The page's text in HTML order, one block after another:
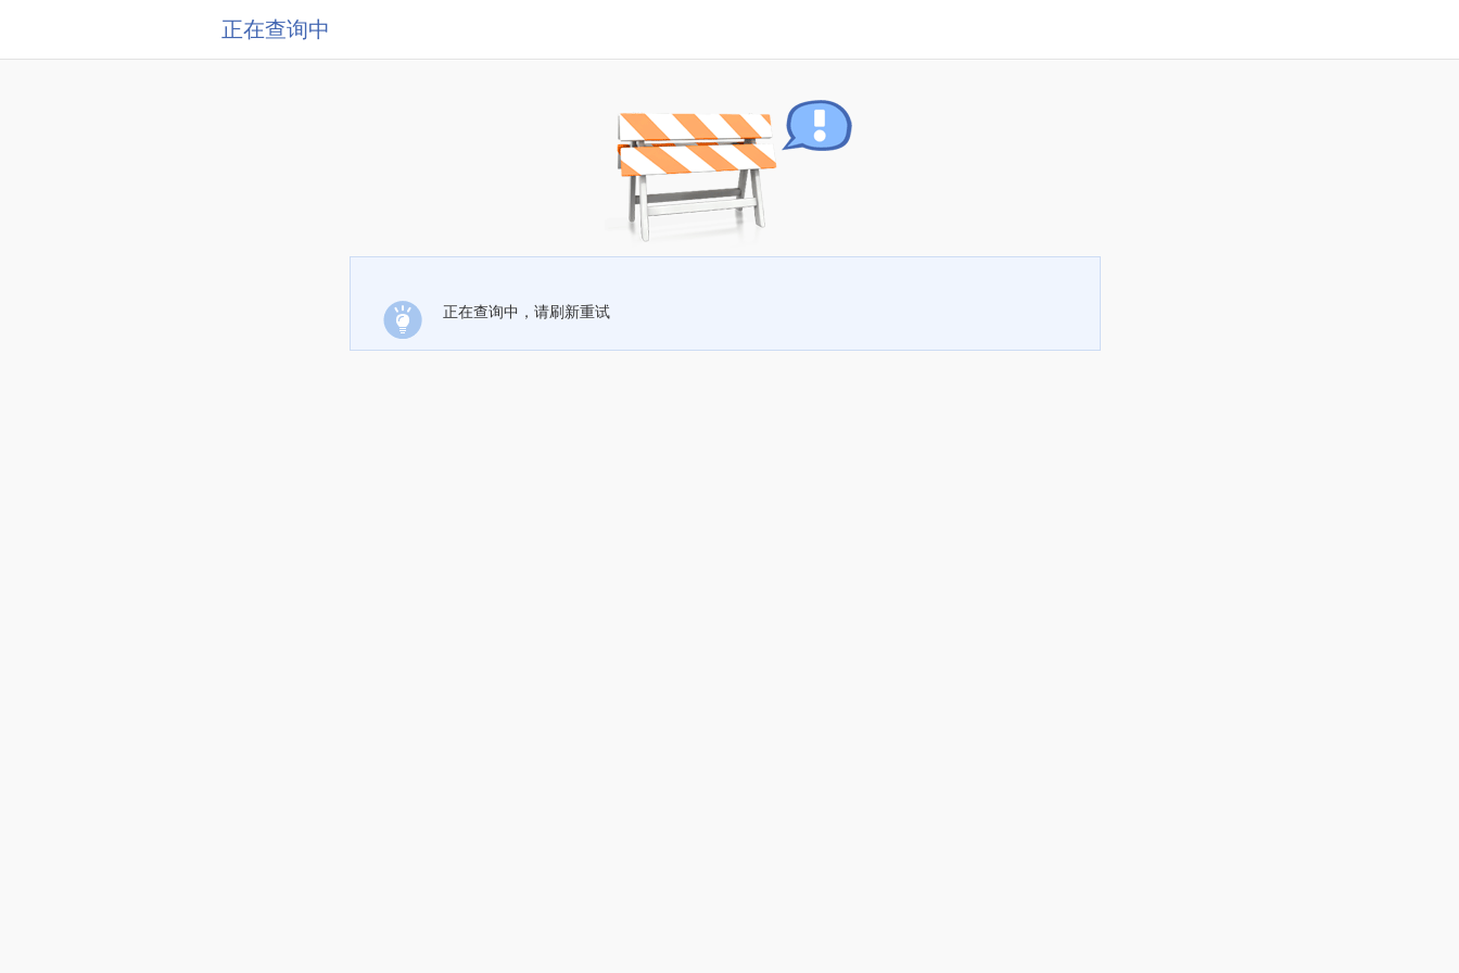
正在查询中
正在查询中，请刷新重试